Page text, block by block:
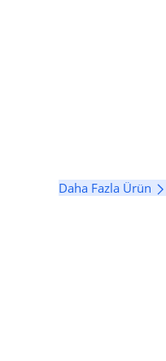
Daha Fazla Ürün